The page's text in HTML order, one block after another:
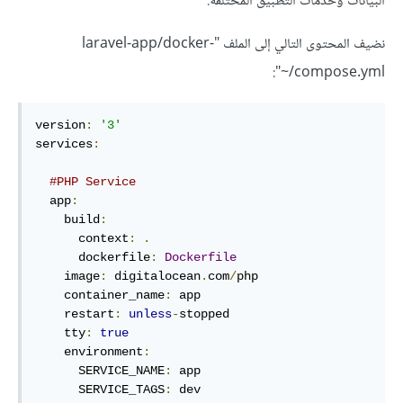
نضيف المحتوى التالي إلى الملف "laravel-app/docker-
compose.yml/~":
version:
'3'
services:
#PHP Service
  app
:
    build
:
      context
:
.
      dockerfile
:
Dockerfile
    image
: digitalocean. com/php
    container_name
:
app
    restart
: unless-stopped
    tty
:
true
    environment
:
      SERVICE_NAME
:
app
      SERVICE_TAGS
:
dev